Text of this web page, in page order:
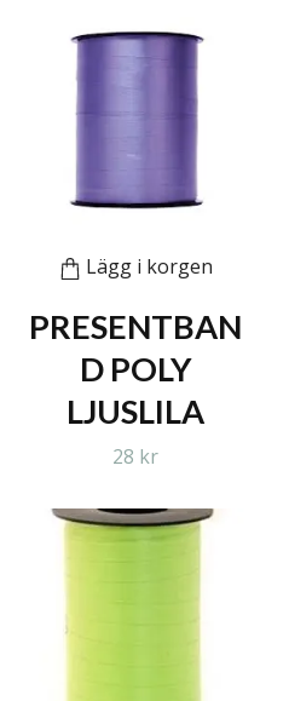
Lägg i korgen
PRESENTBAN
D POLY
LJUSLILA
28 kr